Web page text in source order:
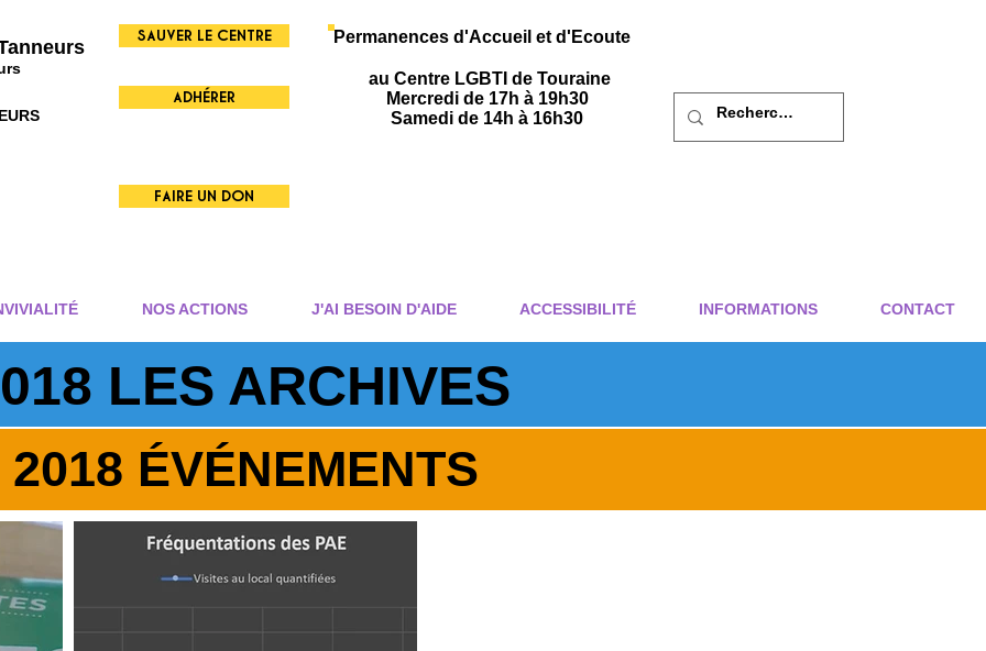
SAUVER LE CENTRE
ADHÉRER
Permanences d'Accueil et d'Ecoute
au Centre LGBTI de Touraine
Mercredi de 17h à 19h30
Samedi de 14h à 16h30
FAIRE UN DON
NOS ACTIONS J'AI BESOIN D'AIDE ACCESSIBILITÉ INFORMATIONS CONTACT
LES ARCHIVES
2018 ÉVÉNEMENTS